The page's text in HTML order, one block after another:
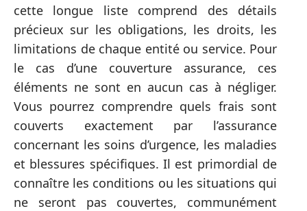
cette longue liste comprend des détails
précieux sur les obligations, les droits, les
limitations de chaque entité ou service. Pour
le cas d’une couverture assurance, ces
éléments ne sont en aucun cas à négliger.
Vous pourrez comprendre quels frais sont
couverts exactement par l’assurance
concernant les soins d’urgence, les maladies
et blessures spécifiques. Il est primordial de
connaître les conditions ou les situations qui
ne seront pas couvertes, communément